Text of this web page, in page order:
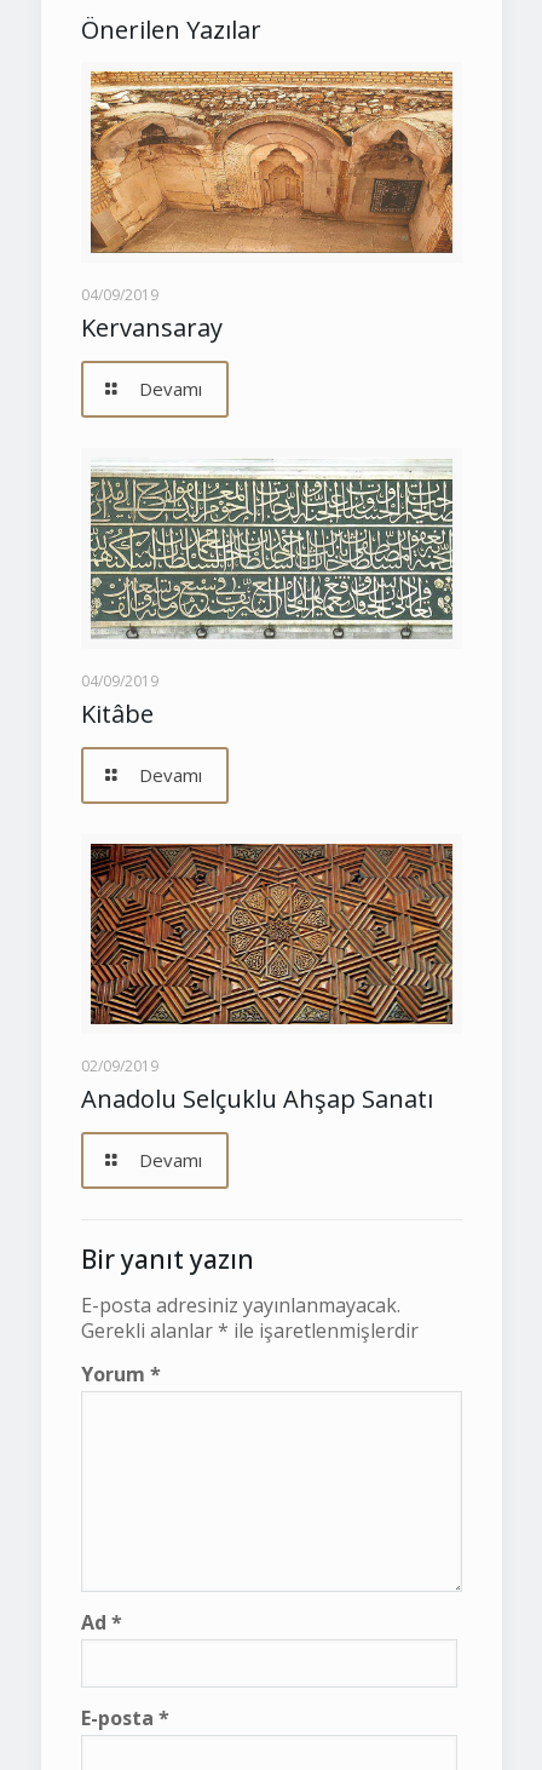
Önerilen Yazılar
04/09/2019
Kervansaray
Devamı
04/09/2019
Kitâbe
Devamı
02/09/2019
Anadolu Selçuklu Ahşap Sanatı
Devamı
Bir yanıt yazın
E-posta adresiniz yayınlanmayacak.
Gerekli alanlar* ile işaretlenmişlerdir
Yorum *
Ad *
E-posta *